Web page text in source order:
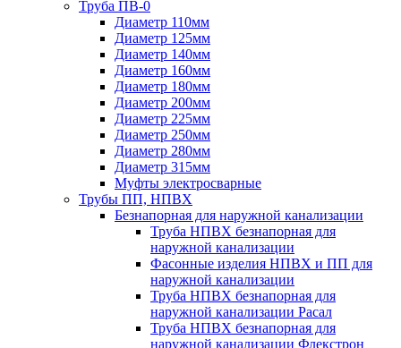
Труба ПВ-0
Диаметр 110мм
Диаметр 125мм
Диаметр 140мм
Диаметр 160мм
Диаметр 180мм
Диаметр 200мм
Диаметр 225мм
Диаметр 250мм
Диаметр 280мм
Диаметр 315мм
Муфты электросварные
Трубы ПП, НПВХ
Безнапорная для наружной канализации
Труба НПВХ безнапорная для
наружной канализации
Фасонные изделия НПВХ и ПП для
наружной канализации
Труба НПВХ безнапорная для
наружной канализации Расал
Труба НПВХ безнапорная для
наружной канализации Флекстрон